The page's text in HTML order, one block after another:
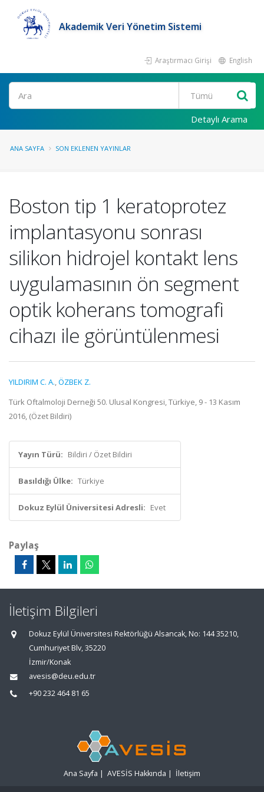
Akademik Veri Yönetim Sistemi
Araştırmacı Girişi English
Ara
Detaylı Arama
ANA SAYFA SON EKLENEN YAYINLAR
Boston tip 1 keratoprotez
implantasyonu sonrası
silikon hidrojel kontakt lens
uygulamasının ön segment
optik koherans tomografi
cihazı ile görüntülenmesi
YILDIRIM C. A.,ÖZBEK Z.
Türk Oftalmoloji Derneği 50. Ulusal Kongresi, Türkiye, 9 - 13 Kasım
2016, (Özet Bildiri)
Yayın Türü: Bildiri / Özet Bildiri
Basıldığı Ülke: Türkiye
Dokuz Eylül Üniversitesi Adresli: Evet
Paylaş
İletişim Bilgileri
Dokuz Eylül Üniversitesi Rektörlüğü Alsancak, No: 144 35210,
Cumhuriyet Blv, 35220
İzmir/Konak
avesis@deu.edu.tr
+90 232 464 81 65
Ana Sayfa | AVESİS Hakkında | İletişim